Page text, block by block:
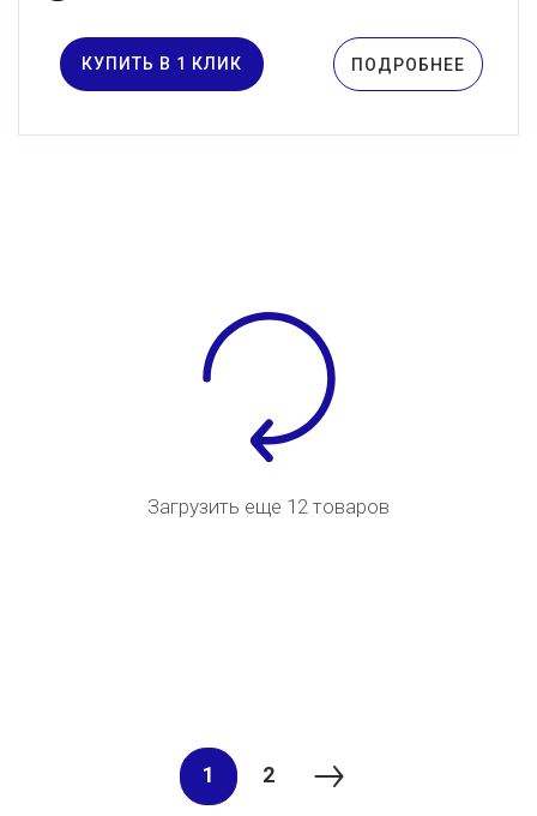
КУПИТЬ В 1 КЛИК ПОДРОБНЕЕ
Загрузить еще 12 товаров
1 2